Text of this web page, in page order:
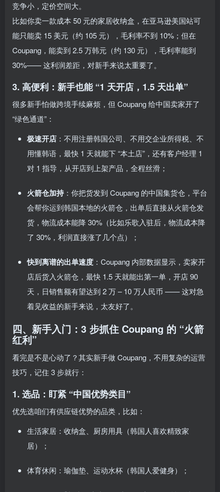
竞争小，定价空间大。
比如你卖一款成本 50 元的家居收纳盒，在亚马逊美国站可
能只能卖 15 美元（约 105 元），毛利率不到 10%；但在
Coupang，能卖到 2.5 万韩元（约 130 元），毛利率能到
30%—— 这利润差距，对新手来说太重要了。
3. 高便利：新手也能 “1 天开店，1.5 天出单”
很多新手怕做跨境手续麻烦，但 Coupang 给中国卖家开了
“绿色通道”：
极速开店 ：不用注册韩国公司、不用交企业所得税、不
用懂韩语，最快 1 天就能下 “本土店”，还有客户经理 1
对 1 指导，从开店到上架产品，全程丝滑；
火箭仓加持：你把货发到 Coupang 的中国集货仓，平台
会帮你运到韩国本地的火箭仓，出单后直接从火箭仓发
货，物流成本能降 30%（比如乐歌入驻后，物流成本降
了 30%，利润直接涨了几个点）；
快到离谱的出单速度 ：Coupang 内部数据显示，卖家开
店后货入火箭仓，最快 1.5 天就能出第一单，开店 90
天，日销售额有望达到 2 万 – 10 万人民币 —— 这对急
着见收益的新手来说，太友好了。
四、新手入门：3 步抓住 Coupang 的 “火箭
红利”
看完是不是心动了？其实新手做 Coupang，不用复杂的运营
技巧，记住 3 步就行：
1. 选品：盯紧 “中国优势类目”
优先选咱们有供应链优势的品类，比如：
生活家居：收纳盒、厨房用具（韩国人喜欢精致家
居）；
体育休闲：瑜伽垫、运动水杯（韩国人爱健身）；